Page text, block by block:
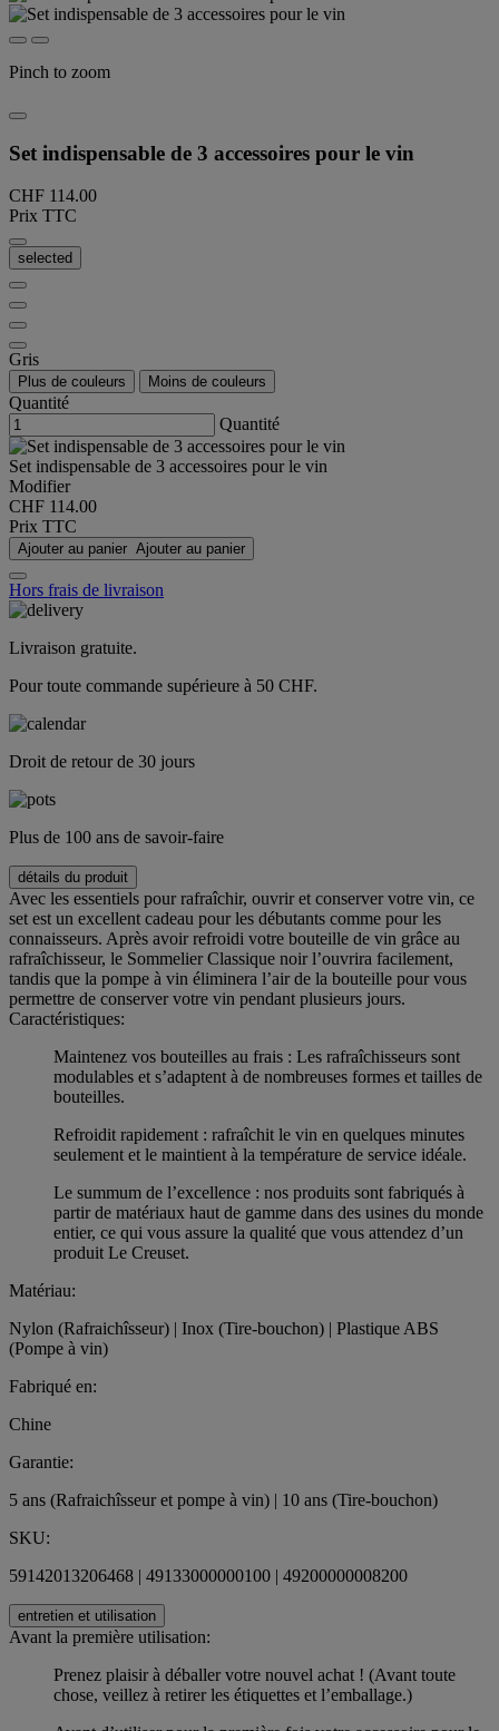
Pinch to zoom
Set indispensable de 3 accessoires pour le vin
CHF 114.00
Prix TTC
selected
Gris
Plus de couleurs Moins de couleurs
Quantité
Quantité
Set indispensable de 3 accessoires pour le vin
Modifier
CHF 114.00
Prix TTC
Ajouter au panier Ajouter au panier
Hors frais de livraison
Livraison gratuite.
Pour toute commande supérieure à 50 CHF.
Droit de retour de 30 jours
Plus de 100 ans de savoir-faire
détails du produit
Avec les essentiels pour rafraîchir, ouvrir et conserver votre vin, ce
set est un excellent cadeau pour les débutants comme pour les
connaisseurs. Après avoir refroidi votre bouteille de vin grâce au
rafraîchisseur, le Sommelier Classique noir l’ouvrira facilement,
tandis que la pompe à vin éliminera l’air de la bouteille pour vous
permettre de conserver votre vin pendant plusieurs jours.
Caractéristiques:
Maintenez vos bouteilles au frais : Les rafraîchisseurs sont
modulables et s’adaptent à de nombreuses formes et tailles de
bouteilles.
Refroidit rapidement : rafraîchit le vin en quelques minutes
seulement et le maintient à la température de service idéale.
Le summum de l’excellence : nos produits sont fabriqués à
partir de matériaux haut de gamme dans des usines du monde
entier, ce qui vous assure la qualité que vous attendez d’un
produit Le Creuset.
Matériau:
Nylon (Rafraichîsseur) | Inox (Tire-bouchon) | Plastique ABS
(Pompe à vin)
Fabriqué en:
Chine
Garantie:
5 ans (Rafraichîsseur et pompe à vin) | 10 ans (Tire-bouchon)
SKU:
59142013206468 | 49133000000100 | 49200000008200
entretien et utilisation
Avant la première utilisation:
Prenez plaisir à déballer votre nouvel achat ! (Avant toute
chose, veillez à retirer les étiquettes et l’emballage.)